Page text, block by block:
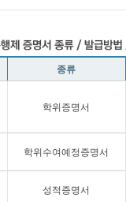
종류
학위증명서
학위수여예정증명서
성적증명서